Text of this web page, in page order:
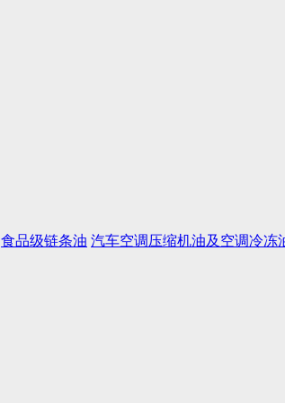
食品级链条油 汽车空调压缩机油及空调冷冻